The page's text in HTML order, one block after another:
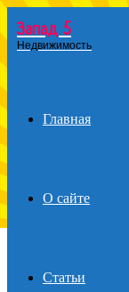
Menu
Запад 5
Недвижимость
Главная
О сайте
Статьи